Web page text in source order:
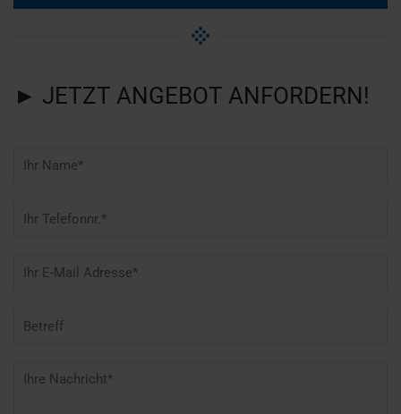
► JETZT ANGEBOT ANFORDERN!